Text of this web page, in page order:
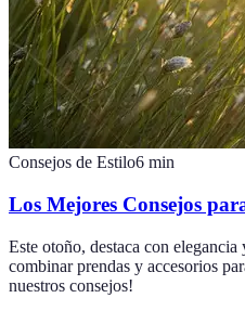
Consejos de Estilo6 min
Los Mejores Consejos
Este otoño, destaca con
combinar prendas y accesorios
nuestros consejos!